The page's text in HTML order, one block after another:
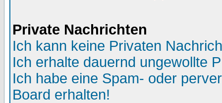
Private Nachrichten
Ich kann keine Privaten
Ich erhalte dauernd ungewollte
Ich habe eine Spam- oder
Board erhalten!